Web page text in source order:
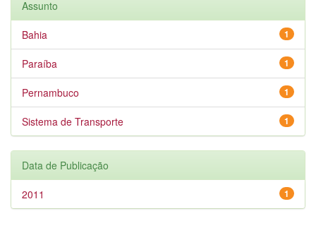
Assunto
1
Bahia
1
Paraíba
1
Pernambuco
1
Sistema de Transporte
Data de Publicação
1
2011